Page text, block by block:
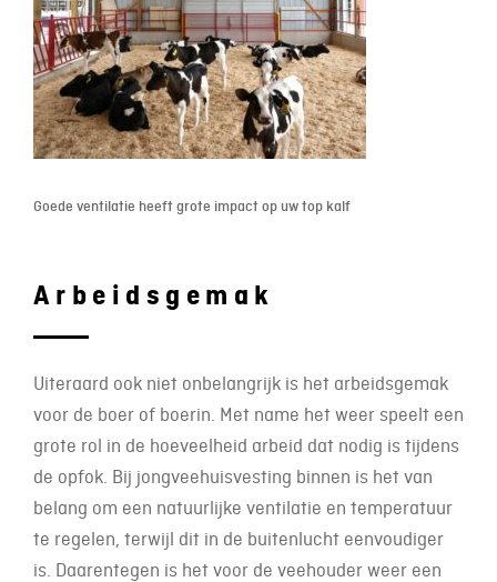
Goede ventilatie heeft grote impact op uw top kalf
Arbeidsgemak
Uiteraard ook niet onbelangrijk is het arbeidsgemak
voor de boer of boerin. Met name het weer speelt een
grote rol in de hoeveelheid arbeid dat nodig is tijdens
de opfok. Bij jongveehuisvesting binnen is het van
belang om een natuurlijke ventilatie en temperatuur
te regelen, terwijl dit in de buitenlucht eenvoudiger
is. Daarentegen is het voor de veehouder weer een